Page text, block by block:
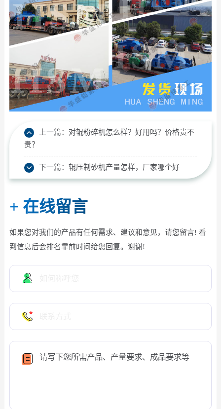
上一篇： 对辊粉碎机怎么样？好用吗？价格贵不
贵？
下一篇： 辊压制砂机产量怎样，厂家哪个好
+ 在线留言
如果您对我们的产品有任何需求、建议和意见，请您留言! 看
到信息后会排名靠前时间给您回复。谢谢!